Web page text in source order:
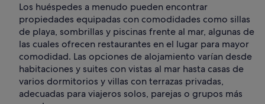
Los huéspedes a menudo pueden encontrar
propiedades equipadas con comodidades como sillas
de playa, sombrillas y piscinas frente al mar, algunas de
las cuales ofrecen restaurantes en el lugar para mayor
comodidad. Las opciones de alojamiento varían desde
habitaciones y suites con vistas al mar hasta casas de
varios dormitorios y villas con terrazas privadas,
adecuadas para viajeros solos, parejas o grupos más